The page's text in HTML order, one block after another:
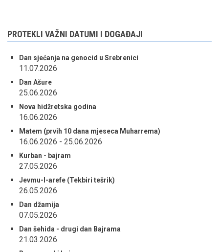
PROTEKLI VAŽNI DATUMI I DOGAĐAJI
Dan sjećanja na genocid u Srebrenici
11.07.2026
Dan Ašure
25.06.2026
Nova hidžretska godina
16.06.2026
Matem (prvih 10 dana mjeseca Muharrema)
16.06.2026 - 25.06.2026
Kurban - bajram
27.05.2026
Jevmu-l-arefe (Tekbiri tešrik)
26.05.2026
Dan džamija
07.05.2026
Dan šehida - drugi dan Bajrama
21.03.2026